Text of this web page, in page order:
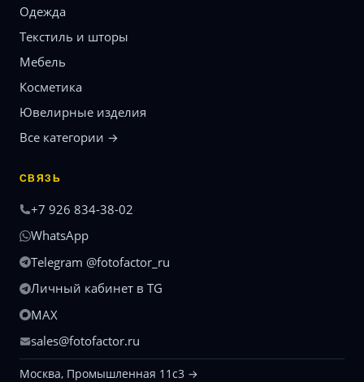
Одежда
Текстиль и шторы
Мебель
Косметика
Ювелирные изделия
Все категории →
СВЯЗЬ
+7 926 834-38-02
WhatsApp
Telegram @fotofactor_ru
Личный кабинет в TG
MAX
sales@fotofactor.ru
Москва, Промышленная 11с3 →